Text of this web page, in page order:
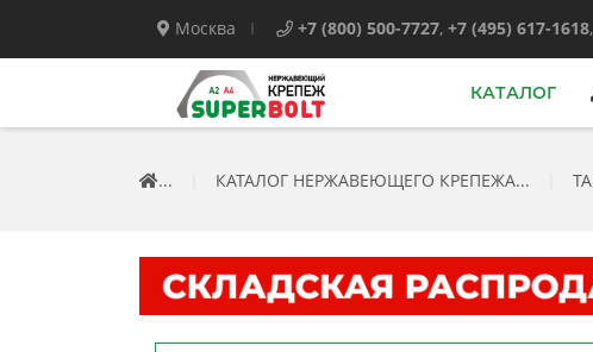
Москва +7 (800) 500-7727, +7 (495) 617-1618,
КАТАЛОГ
... КАТАЛОГ НЕРЖАВЕЮЩЕГО КРЕПЕЖА...